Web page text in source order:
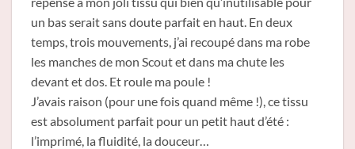
un bas serait sans doute parfait en haut. En deux
temps, trois mouvements, j’ai recoupé dans ma robe
les manches de mon Scout et dans ma chute les
devant et dos. Et roule ma poule !
J’avais raison (pour une fois quand même !), ce tissu
est absolument parfait pour un petit haut d’été :
l’imprimé, la fluidité, la douceur…